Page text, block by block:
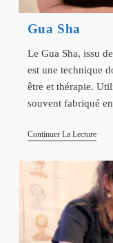
Gua Sha
Le Gua Sha, issu
est une technique
être et thérapie.
souvent fabriqué
Continuer La LectureGua